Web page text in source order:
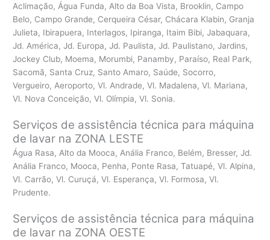
Aclimação, Água Funda, Alto da Boa Vista, Brooklin, Campo
Belo, Campo Grande, Cerqueira César, Chácara Klabin, Granja
Julieta, Ibirapuera, Interlagos, Ipiranga, Itaim Bibi, Jabaquara,
Jd. América, Jd. Europa, Jd. Paulista, Jd. Paulistano, Jardins,
Jockey Club, Moema, Morumbi, Panamby, Paraíso, Real Park,
Sacomã, Santa Cruz, Santo Amaro, Saúde, Socorro,
Vergueiro, Aeroporto, Vl. Andrade, Vl. Madalena, Vl. Mariana,
Vl. Nova Conceição, Vl. Olímpia, Vl. Sonia.
Serviços de assistência técnica para máquina
de lavar na ZONA LESTE
Água Rasa, Alto da Mooca, Anália Franco, Belém, Bresser, Jd.
Anália Franco, Mooca, Penha, Ponte Rasa, Tatuapé, Vl. Alpina,
Vl. Carrão, Vl. Curuçá, Vl. Esperança, Vl. Formosa, Vl.
Prudente.
Serviços de assistência técnica para máquina
de lavar na ZONA OESTE